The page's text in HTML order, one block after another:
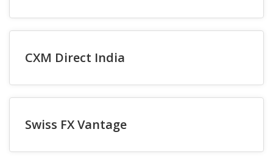
CXM Direct India
Swiss FX Vantage